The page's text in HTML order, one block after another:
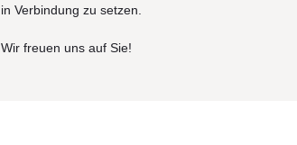
in Verbindung zu setzen.
Wir freuen uns auf Sie!